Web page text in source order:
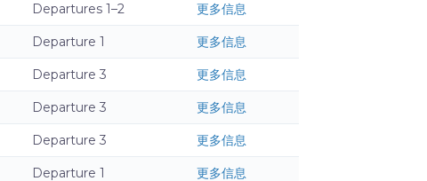
Departures 1–2 更多信息
Departure 1 更多信息
Departure 3 更多信息
Departure 3 更多信息
Departure 3 更多信息
Departure 1 更多信息